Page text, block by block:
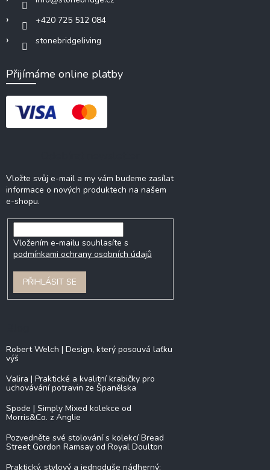
+420 725 512 084
stonebridgeliving
Přijímáme online platby
Vložte svůj e-mail a my vám budeme zasílat
informace o nových produktech na našem
e-shopu.
Vložením e-mailu souhlasíte s
podmínkami ochrany osobních údajů
PŘIHLÁSIT SE
Robert Welch | Design, který posouvá laťku
výš
Valira | Praktické a kvalitní krabičky pro
uchovávání potravin ze Španělska
Spode | Simply Mixed kolekce od
Morris&Co. z Anglie
Pozvedněte své stolování s kolekcí Bread
Street Gordon Ramsay od Royal Doulton
Praktický, stylový a jednoduše nádherný: